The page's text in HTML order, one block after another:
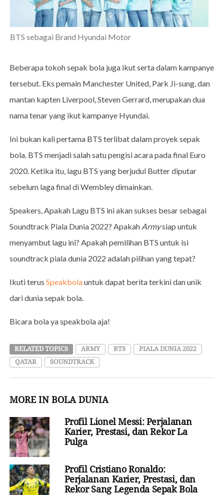
BTS sebagai Brand Hyundai Motor
Beberapa tokoh sepak bola juga ikut serta dalam kampanye
tersebut. Eks pemain Manchester United, Park Ji-sung, dan
mantan kapten Liverpool, Steven Gerrard, merupakan dua
nama tenar yang ikut kampanye Hyundai.
Ini bukan kali pertama BTS terlibat dalam proyek sepak
bola. BTS menjadi salah satu pengisi acara pada final Euro
2020. Ketika itu, lagu BTS yang berjudul Butter diputar
sebelum laga final di Wembley dimainkan.
Speakers, Apakah Lagu BTS ini akan sukses besar sebagai
Soundtrack Piala Dunia 2022? Apakah Armysiap untuk
menyambut lagu ini? Apakah pemilihan BTS untuk isi
soundtrack piala dunia 2022 adalah pilihan yang tepat?
Ikuti terus Speakbolauntuk dapat berita terkini dan unik
dari dunia sepak bola.
Bicara bola ya speakbola aja!
RELATED TOPICS ARMY BTS
PIALA DUNIA 2022
QATAR
SOUNDTRACK
MORE IN BOLA DUNIA
Profil Lionel Messi: Perjalanan
Karier, Prestasi, dan Rekor La
Pulga
Profil Cristiano Ronaldo:
Perjalanan Karier, Prestasi, dan
Rekor Sang Legenda Sepak Bola